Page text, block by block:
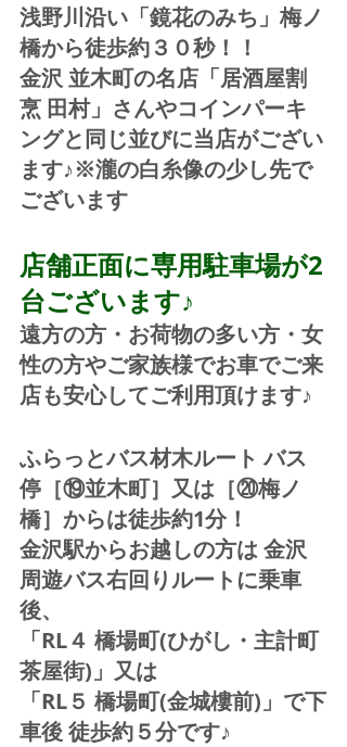
浅野川沿い「鏡花のみち」梅ノ
橋から徒歩約３０秒！！
金沢 並木町の名店「居酒屋割
烹 田村」さんやコインパーキ
ングと同じ並びに当店がござい
ます♪※瀧の白糸像の少し先で
ございます
店舗正面に専用駐車場が2
台ございます♪
遠方の方・お荷物の多い方・女
性の方やご家族様でお車でご来
店も安心してご利用頂けます♪
ふらっとバス材木ルート バス
停［⑲並木町］又は［⑳梅ノ
橋］からは徒歩約1分！
金沢駅からお越しの方は 金沢
周遊バス右回りルートに乗車
後、
「RL４ 橋場町(ひがし・主計町
茶屋街)」又は
「RL５ 橋場町(金城樓前)」で下
車後 徒歩約５分です♪